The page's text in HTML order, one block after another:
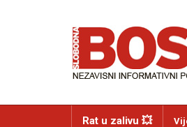
Rat u zalivu 💥